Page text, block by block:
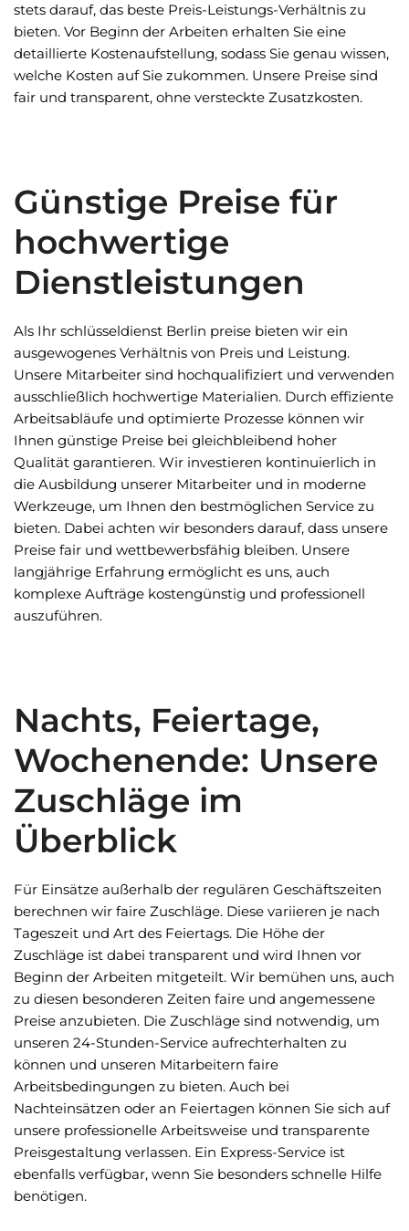
stets darauf, das beste Preis-Leistungs-Verhältnis zu
bieten. Vor Beginn der Arbeiten erhalten Sie eine
detaillierte Kostenaufstellung, sodass Sie genau wissen,
welche Kosten auf Sie zukommen. Unsere Preise sind
fair und transparent, ohne versteckte Zusatzkosten.
Günstige Preise für
hochwertige
Dienstleistungen
Als Ihr schlüsseldienst Berlin preise bieten wir ein
ausgewogenes Verhältnis von Preis und Leistung.
Unsere Mitarbeiter sind hochqualifiziert und verwenden
ausschließlich hochwertige Materialien. Durch effiziente
Arbeitsabläufe und optimierte Prozesse können wir
Ihnen günstige Preise bei gleichbleibend hoher
Qualität garantieren. Wir investieren kontinuierlich in
die Ausbildung unserer Mitarbeiter und in moderne
Werkzeuge, um Ihnen den bestmöglichen Service zu
bieten. Dabei achten wir besonders darauf, dass unsere
Preise fair und wettbewerbsfähig bleiben. Unsere
langjährige Erfahrung ermöglicht es uns, auch
komplexe Aufträge kostengünstig und professionell
auszuführen.
Nachts, Feiertage,
Wochenende: Unsere
Zuschläge im
Überblick
Für Einsätze außerhalb der regulären Geschäftszeiten
berechnen wir faire Zuschläge. Diese variieren je nach
Tageszeit und Art des Feiertags. Die Höhe der
Zuschläge ist dabei transparent und wird Ihnen vor
Beginn der Arbeiten mitgeteilt. Wir bemühen uns, auch
zu diesen besonderen Zeiten faire und angemessene
Preise anzubieten. Die Zuschläge sind notwendig, um
unseren 24-Stunden-Service aufrechterhalten zu
können und unseren Mitarbeitern faire
Arbeitsbedingungen zu bieten. Auch bei
Nachteinsätzen oder an Feiertagen können Sie sich auf
unsere professionelle Arbeitsweise und transparente
Preisgestaltung verlassen. Ein Express-Service ist
ebenfalls verfügbar, wenn Sie besonders schnelle Hilfe
benötigen.